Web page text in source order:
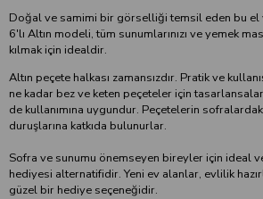
Doğal ve samimi bir görselliği temsil eden bu el
6'lı Altın modeli, tüm sunumlarınızı ve yemek
kılmak için idealdir.
Altın peçete halkası zamansızdır. Pratik ve
ne kadar bez ve keten peçeteler için
de kullanımına uygundur. Peçetelerin
duruşlarına katkıda bulunurlar.
Sofra ve sunumu önemseyen bireyler için ideal
hediyesi alternatifidir. Yeni ev alanlar, evlilik
güzel bir hediye seçeneğidir.